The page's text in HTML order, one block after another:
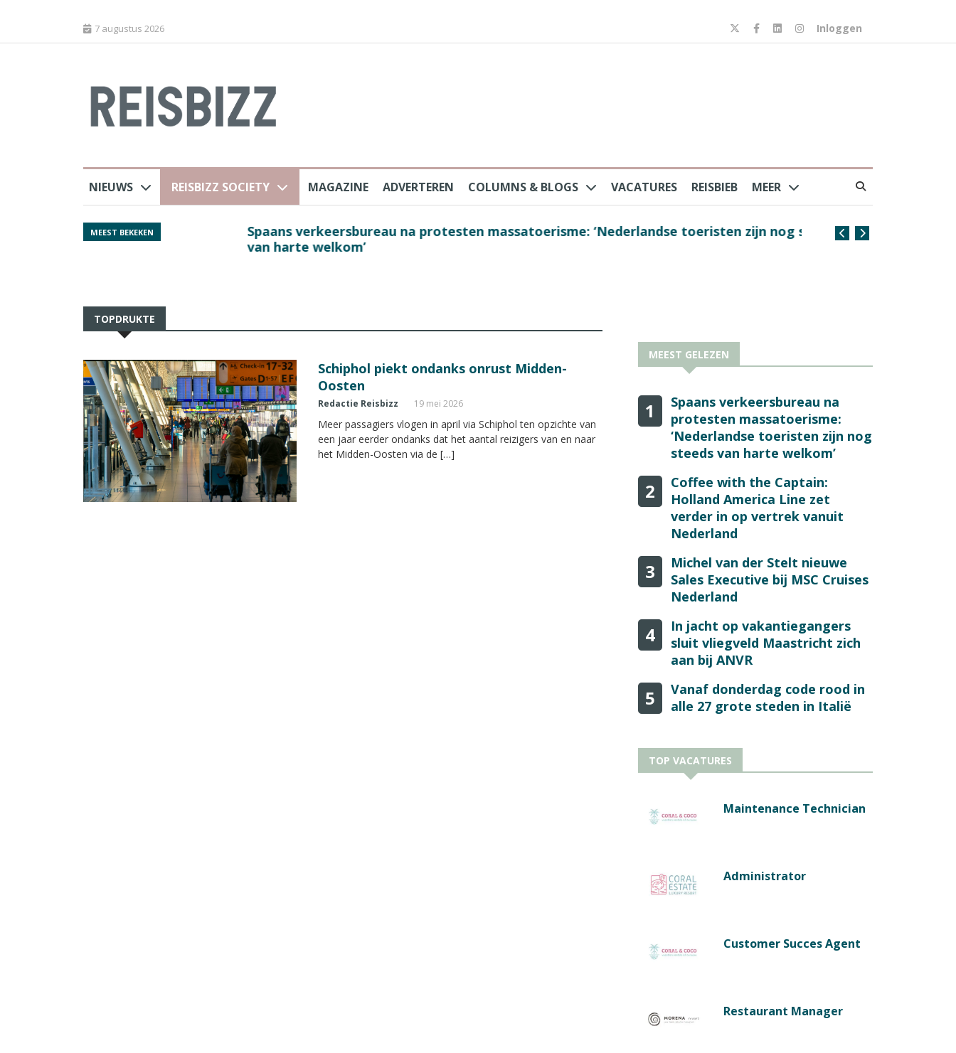
7 augustus 2026 Inloggen
NIEUWS REISBIZZ SOCIETY MAGAZINE ADVERTEREN COLUMNS & BLOGS VACATURES REISBIEB MEER
MEEST BEKEKEN
Spaans verkeersbureau na protesten massatoerisme: ‘Nederlandse toeristen zijn nog steeds
van harte welkom’
Coffee with the
TOPDRUKTE
Schiphol piekt ondanks onrust Midden-
Oosten
Redactie Reisbizz 19 mei 2026
Meer passagiers vlogen in april via Schiphol ten opzichte van
een jaar eerder ondanks dat het aantal reizigers van en naar
het Midden-Oosten via de […]
MEEST GELEZEN
1
Spaans verkeersbureau na
protesten massatoerisme:
‘Nederlandse toeristen zijn nog
steeds van harte welkom’
2
Coffee with the Captain:
Holland America Line zet
verder in op vertrek vanuit
Nederland
3
Michel van der Stelt nieuwe
Sales Executive bij MSC Cruises
Nederland
4
In jacht op vakantiegangers
sluit vliegveld Maastricht zich
aan bij ANVR
5
Vanaf donderdag code rood in
alle 27 grote steden in Italië
TOP VACATURES
Maintenance Technician
Administrator
Customer Succes Agent
Restaurant Manager